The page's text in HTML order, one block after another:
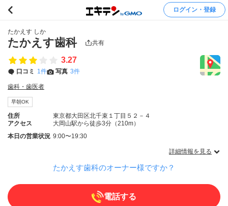
ログイン・登録
たかえす しか
たかえす歯科 共有
3.27
口コミ 1件 写真 3件
歯科・歯医者
早朝OK
住所
東京都大田区北千束１丁目５２－４
アクセス
大岡山駅から徒歩3分（210m）
本日の営業状況 9:00〜19:30
詳細情報を見る
たかえす歯科のオーナー様ですか？
電話する